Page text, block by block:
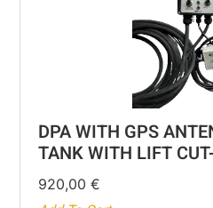
DPA WITH GPS
TANK WITH LIFT
920,00€